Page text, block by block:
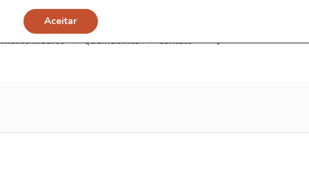
Médico Quem somos Contato
Aceitar